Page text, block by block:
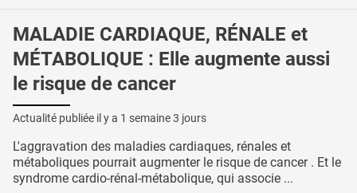
MALADIE CARDIAQUE, RÉNALE et
MÉTABOLIQUE : Elle augmente aussi
le risque de cancer
Actualité publiée il y a 1 semaine 3 jours
L'aggravation des maladies cardiaques, rénales et
métaboliques pourrait augmenter le risque de cancer . Et le
syndrome cardio-rénal-métabolique, qui associe ...